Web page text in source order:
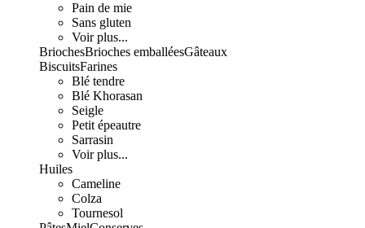
Pain de mie
Sans gluten
Voir plus...
BriochesBrioches emballéesGâteaux
BiscuitsFarines
Blé tendre
Blé Khorasan
Seigle
Petit épeautre
Sarrasin
Voir plus...
Huiles
Cameline
Colza
Tournesol